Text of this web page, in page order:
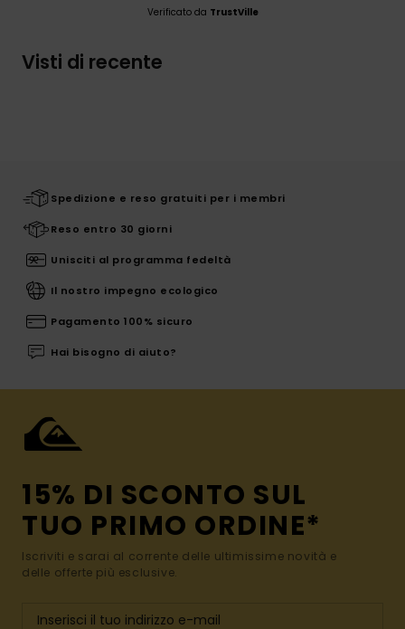
Verificato da TrustVille
Visti di recente
Spedizione e reso gratuiti per i membri
Reso entro 30 giorni
Unisciti al programma fedeltà
Il nostro impegno ecologico
Pagamento 100% sicuro
Hai bisogno di aiuto?
15% DI SCONTO SUL
TUO PRIMO ORDINE*
Iscriviti e sarai al corrente delle ultimissime novità e
delle offerte più esclusive.